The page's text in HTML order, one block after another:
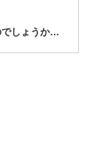
でしょうか…